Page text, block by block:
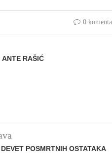
0
ANTE RAŠIĆ
POSMRTNIH OSTATAKA